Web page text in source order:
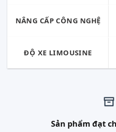
NÂNG CẤP CÔNG NGHỆ
ĐỘ XE LIMOUSINE
Sản phẩm đạt